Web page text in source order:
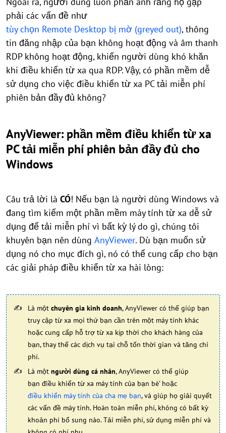
phải các vấn đề như
tùy chọn Remote Desktop bị mờ (greyed out), thông
tin đăng nhập của bạn không hoạt động và âm thanh
RDP không hoạt động, khiến người dùng khó khăn
khi điều khiển từ xa qua RDP. Vậy, có phần mềm dễ
sử dụng cho việc điều khiển từ xa PC tải miễn phí
phiên bản đầy đủ không?
AnyViewer: phần mềm điều khiển từ xa
PC tải miễn phí phiên bản đầy đủ cho
Windows
Câu trả lời là CÓ! Nếu bạn là người dùng Windows và
đang tìm kiếm một phần mềm máy tính từ xa dễ sử
dụng để tải miễn phí vì bất kỳ lý do gì, chúng tôi
khuyên bạn nên dùng AnyViewer. Dù bạn muốn sử
dụng nó cho mục đích gì, nó có thể cung cấp cho bạn
các giải pháp điều khiển từ xa hài lòng:
Là một chuyên gia kinh doanh, AnyViewer có thể giúp bạn
truy cập từ xa mọi thứ bạn cần trên một máy tính khác
hoặc cung cấp hỗ trợ từ xa kịp thời cho khách hàng của
bạn, thay thế các dịch vụ tại chỗ tốn thời gian và tăng chi
phí.
Là một người dùng cá nhân, AnyViewer có thể giúp
bạn điều khiển từ xa máy tính của bạn bè’ hoặc
điều khiển máy tính của cha mẹ bạn, và giúp họ giải quyết
các vấn đề máy tính. Hoàn toàn miễn phí, không có bất kỳ
khoản phí bổ sung nào. Tải miễn phí, sử dụng miễn phí và